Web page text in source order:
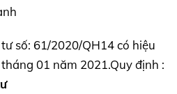
số: 61/2020/QH14 có hiệu
01 năm 2021.Quy định :